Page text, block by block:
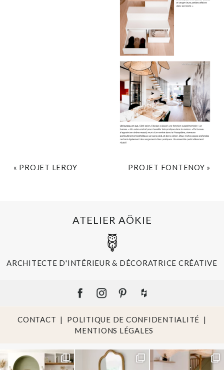
« PROJET LEROY PROJET FONTENOY »
ATELIER AÖKIE
ARCHITECTE D'INTÉRIEUR & DÉCORATRICE CRÉATIVE
CONTACT | POLITIQUE DE CONFIDENTIALITÉ |
MENTIONS LÉGALES